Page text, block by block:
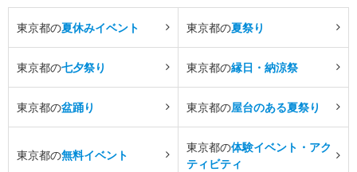
東京都の夏休みイベント 東京都の夏祭り
東京都の七夕祭り 東京都の縁日・納涼祭
東京都の盆踊り 東京都の屋台のある夏祭り
東京都の無料イベント
東京都の体験イベント・アク
ティビティ